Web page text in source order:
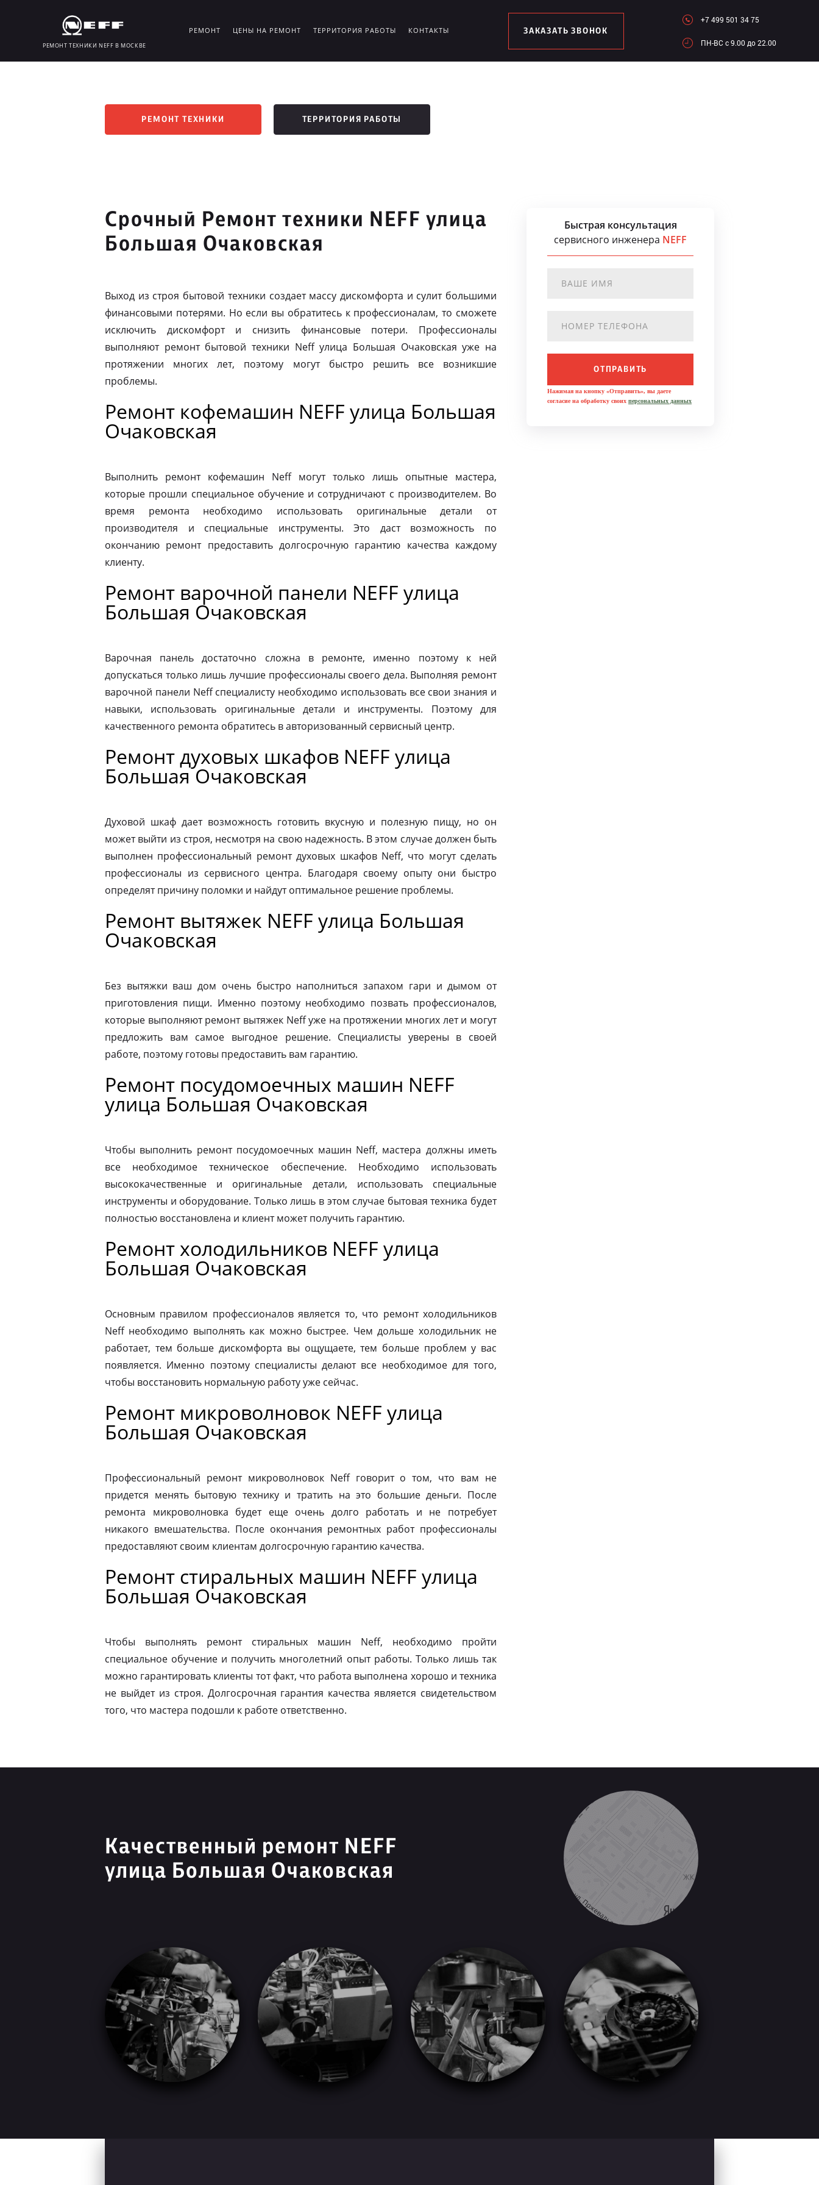
РЕМОНТ ТЕХНИКИ NEFF В МОСКВЕ
РЕМОНТ ЦЕНЫ НА РЕМОНТ ТЕРРИТОРИЯ РАБОТЫ КОНТАКТЫ ЗАКАЗАТЬ ЗВОНОК
+7 499 501 34 75
ПН-ВC c 9.00 до 22.00
РЕМОНТ ТЕХНИКИ ТЕРРИТОРИЯ РАБОТЫ
Срочный Ремонт техники NEFF улица
Большая Очаковская
Выход из строя бытовой техники создает массу дискомфорта и сулит большими
финансовыми потерями. Но если вы обратитесь к профессионалам, то сможете
исключить дискомфорт и снизить финансовые потери. Профессионалы
выполняют ремонт бытовой техники Neff улица Большая Очаковская уже на
протяжении многих лет, поэтому могут быстро решить все возникшие
проблемы.
Ремонт кофемашин NEFF улица Большая
Очаковская
Выполнить ремонт кофемашин Neff могут только лишь опытные мастера,
которые прошли специальное обучение и сотрудничают с производителем. Во
время ремонта необходимо использовать оригинальные детали от
производителя и специальные инструменты. Это даст возможность по
окончанию ремонт предоставить долгосрочную гарантию качества каждому
клиенту.
Ремонт варочной панели NEFF улица
Большая Очаковская
Варочная панель достаточно сложна в ремонте, именно поэтому к ней
допускаться только лишь лучшие профессионалы своего дела. Выполняя ремонт
варочной панели Neff специалисту необходимо использовать все свои знания и
навыки, использовать оригинальные детали и инструменты. Поэтому для
качественного ремонта обратитесь в авторизованный сервисный центр.
Ремонт духовых шкафов NEFF улица
Большая Очаковская
Духовой шкаф дает возможность готовить вкусную и полезную пищу, но он
может выйти из строя, несмотря на свою надежность. В этом случае должен быть
выполнен профессиональный ремонт духовых шкафов Neff, что могут сделать
профессионалы из сервисного центра. Благодаря своему опыту они быстро
определят причину поломки и найдут оптимальное решение проблемы.
Ремонт вытяжек NEFF улица Большая
Очаковская
Без вытяжки ваш дом очень быстро наполниться запахом гари и дымом от
приготовления пищи. Именно поэтому необходимо позвать профессионалов,
которые выполняют ремонт вытяжек Neff уже на протяжении многих лет и могут
предложить вам самое выгодное решение. Специалисты уверены в своей
работе, поэтому готовы предоставить вам гарантию.
Ремонт посудомоечных машин NEFF
улица Большая Очаковская
Чтобы выполнить ремонт посудомоечных машин Neff, мастера должны иметь
все необходимое техническое обеспечение. Необходимо использовать
высококачественные и оригинальные детали, использовать специальные
инструменты и оборудование. Только лишь в этом случае бытовая техника будет
полностью восстановлена и клиент может получить гарантию.
Ремонт холодильников NEFF улица
Большая Очаковская
Основным правилом профессионалов является то, что ремонт холодильников
Neff необходимо выполнять как можно быстрее. Чем дольше холодильник не
работает, тем больше дискомфорта вы ощущаете, тем больше проблем у вас
появляется. Именно поэтому специалисты делают все необходимое для того,
чтобы восстановить нормальную работу уже сейчас.
Ремонт микроволновок NEFF улица
Большая Очаковская
Профессиональный ремонт микроволновок Neff говорит о том, что вам не
придется менять бытовую технику и тратить на это большие деньги. После
ремонта микроволновка будет еще очень долго работать и не потребует
никакого вмешательства. После окончания ремонтных работ профессионалы
предоставляют своим клиентам долгосрочную гарантию качества.
Ремонт стиральных машин NEFF улица
Большая Очаковская
Чтобы выполнять ремонт стиральных машин Neff, необходимо пройти
специальное обучение и получить многолетний опыт работы. Только лишь так
можно гарантировать клиенты тот факт, что работа выполнена хорошо и техника
не выйдет из строя. Долгосрочная гарантия качества является свидетельством
того, что мастера подошли к работе ответственно.
Быстрая консультация
сервисного инженера NEFF
ОТПРАВИТЬ
Нажимая на кнопку «Отправить», вы даете
согласие на обработку своих персональных данных
Качественный ремонт NEFF
улица Большая Очаковская